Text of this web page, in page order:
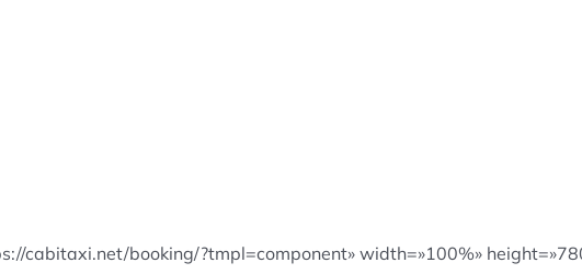
cabitaxi.net/booking/?tmpl=component» width=»100%»